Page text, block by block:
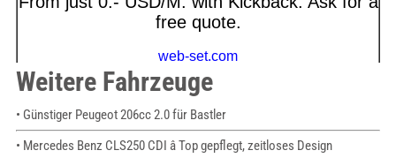
Weitere Fahrzeuge
• Günstiger Peugeot 206cc 2.0 für Bastler
• Mercedes Benz CLS250 CDI â Top gepflegt, zeitloses Design